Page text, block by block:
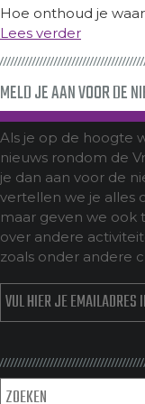
Hoe onthoud je
Lees verder
MELD JE AAN VOOR DE
Als je op de hoogte
nieuws rondom de
je dan aan voor de
vertellen we je alles
maar geven we ook
over andere
zoals onder andere